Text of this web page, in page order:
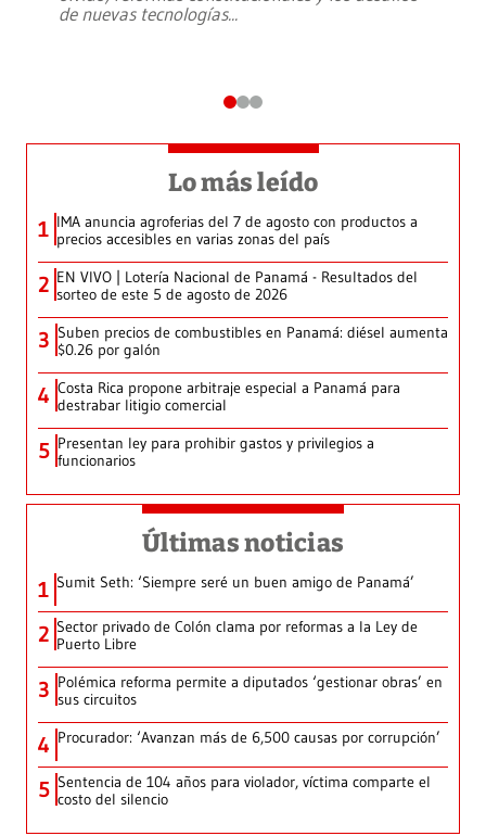
de nuevas tecnologías...
Lo más leído
1 IMA anuncia agroferias del 7 de agosto con productos a
precios accesibles en varias zonas del país
2 EN VIVO | Lotería Nacional de Panamá - Resultados del
sorteo de este 5 de agosto de 2026
3 Suben precios de combustibles en Panamá: diésel aumenta
$0.26 por galón
4 Costa Rica propone arbitraje especial a Panamá para
destrabar litigio comercial
5 Presentan ley para prohibir gastos y privilegios a
funcionarios
Últimas noticias
1 Sumit Seth: ‘Siempre seré un buen amigo de Panamá’
2 Sector privado de Colón clama por reformas a la Ley de
Puerto Libre
3 Polémica reforma permite a diputados ‘gestionar obras’ en
sus circuitos
4 Procurador: ‘Avanzan más de 6,500 causas por corrupción’
5 Sentencia de 104 años para violador, víctima comparte el
costo del silencio